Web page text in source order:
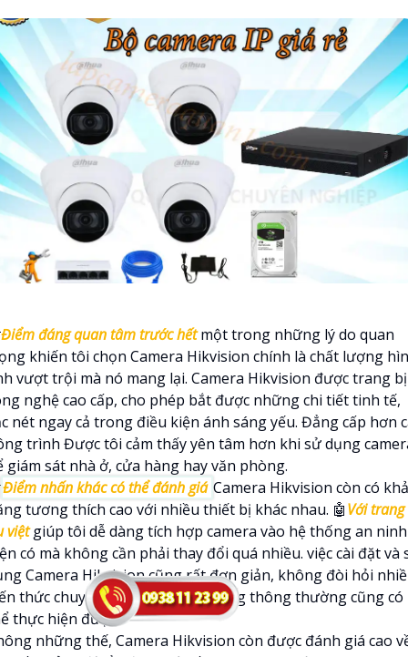
Điểm đáng quan tâm trước hếtmột trong những lý do quan
khiến tôi chọn Camera Hikvision chính là chất lượng
vượt trội mà nó mang lại. Camera Hikvision được trang bị
nghệ cao cấp, cho phép bắt được những chi tiết tinh tế,
nét ngay cả trong điều kiện ánh sáng yếu. Đẳng cấp hơn
trình Được tôi cảm thấy yên tâm hơn khi sử dụng
giám sát nhà ở, cửa hàng hay văn phòng.
Điểm nhấn khác có thể đánh giá Camera Hikvision còn có khả
tương thích cao với nhiều thiết bị khác nhau. 🤖️Với
việtgiúp tôi dễ dàng tích hợp camera vào hệ thống an ninh
có mà không cần phải thay đổi quá nhiều. việc cài đặt và
Camera Hikvision cũng rất đơn giản, không đòi hỏi
thức chuyên môn mà người dùng thông thường cũng có
thực hiện được.
những thế, Camera Hikvision còn được đánh giá cao